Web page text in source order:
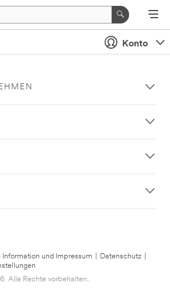
Konto
Information und Impressum Datenschutz
Alle Rechte vorbehalten..